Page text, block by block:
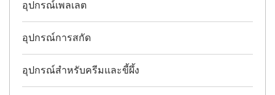
อุปกรณ์เพลเลต
อุปกรณ์การสกัด
อุปกรณ์สำหรับครีมและขี้ผึ้ง